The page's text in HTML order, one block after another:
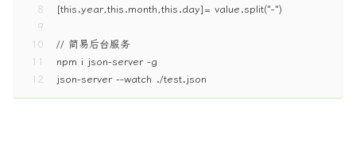
8
9
10
11
12
[this.year,this.month,this.day]= value.split("-")
// 简易后台服务
npm i json-server -g
json-server --watch ./test.json